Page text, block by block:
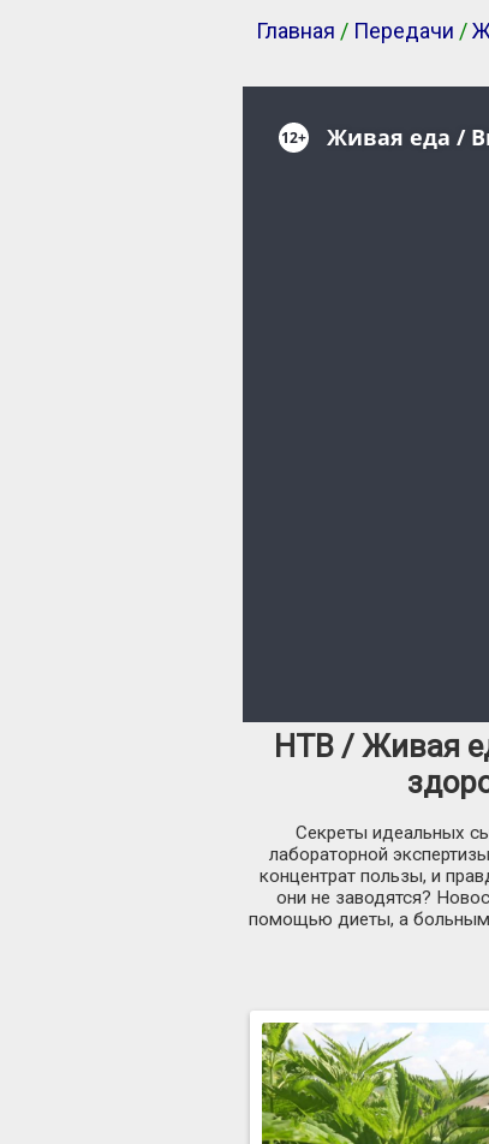
Главная / Передачи /
НТВ / Живая
Секреты идеальных
лабораторной
концентрат пользы, и
они не заводятся?
помощью диеты, а больным